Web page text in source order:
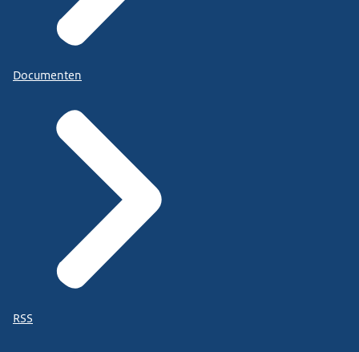
Documenten
RSS